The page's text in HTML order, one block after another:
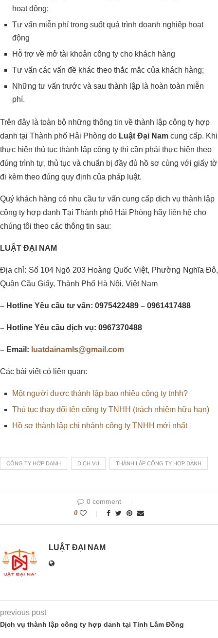
hoạt động;
Tư vấn miễn phí trong suốt quá trình doanh nghiệp hoạt
động
Hỗ trợ về mở tài khoản công ty cho khách hàng
Tư vấn các vấn đề khác theo thắc mắc của khách hàng;
Những tư vấn trước và sau thành lập là hoàn toàn miễn
phí.
Trên đây là toàn bộ những thông tin về thành lập công ty hợp
danh tại Thành phố Hải Phòng do Luật Đại Nam cung cấp. Khi
thực hiện thủ tục thành lập công ty thì cần phải thực hiện theo
đúng trình tự, thủ tục và chuẩn bị đầy đủ hồ sơ cùng với giấy tờ
đi kèm theo đúng quy định của pháp luật.
Quý khách hàng có nhu cầu tư vấn cung cấp dịch vụ thành lập
công ty hợp danh Tại Thành phố Hải Phòng hãy liên hệ cho
chúng tôi theo các thông tin sau:
LUẬT ĐẠI NAM
Địa chỉ: Số 104 Ngõ 203 Hoàng Quốc Việt, Phường Nghĩa Đô,
Quận Cầu Giấy, Thành Phố Hà Nội, Việt Nam
– Hotline Yêu cầu tư vấn: 0975422489 – 0961417488
– Hotline Yêu cầu dịch vụ: 0967370488
– Email: luatdainamls@gmail.com
Các bài viết có liên quan:
Một người được thành lập bao nhiêu công ty tnhh?
Thủ tục thay đổi tên công ty TNHH (trách nhiệm hữu hạn)
Hồ sơ thành lập chi nhánh công ty TNHH mới nhất
CÔNG TY HỢP DANH DỊCH VỤ THÀNH LẬP CÔNG TY HỢP DANH
0 comment
0
LUẬT ĐẠI NAM
previous post
Dịch vụ thành lập công ty hợp danh tại Tỉnh Lâm Đồng